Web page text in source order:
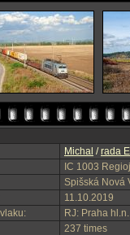
Michal /rada
IC 1003
Spišská Nová
11.10.2019
RJ: Praha
237 times